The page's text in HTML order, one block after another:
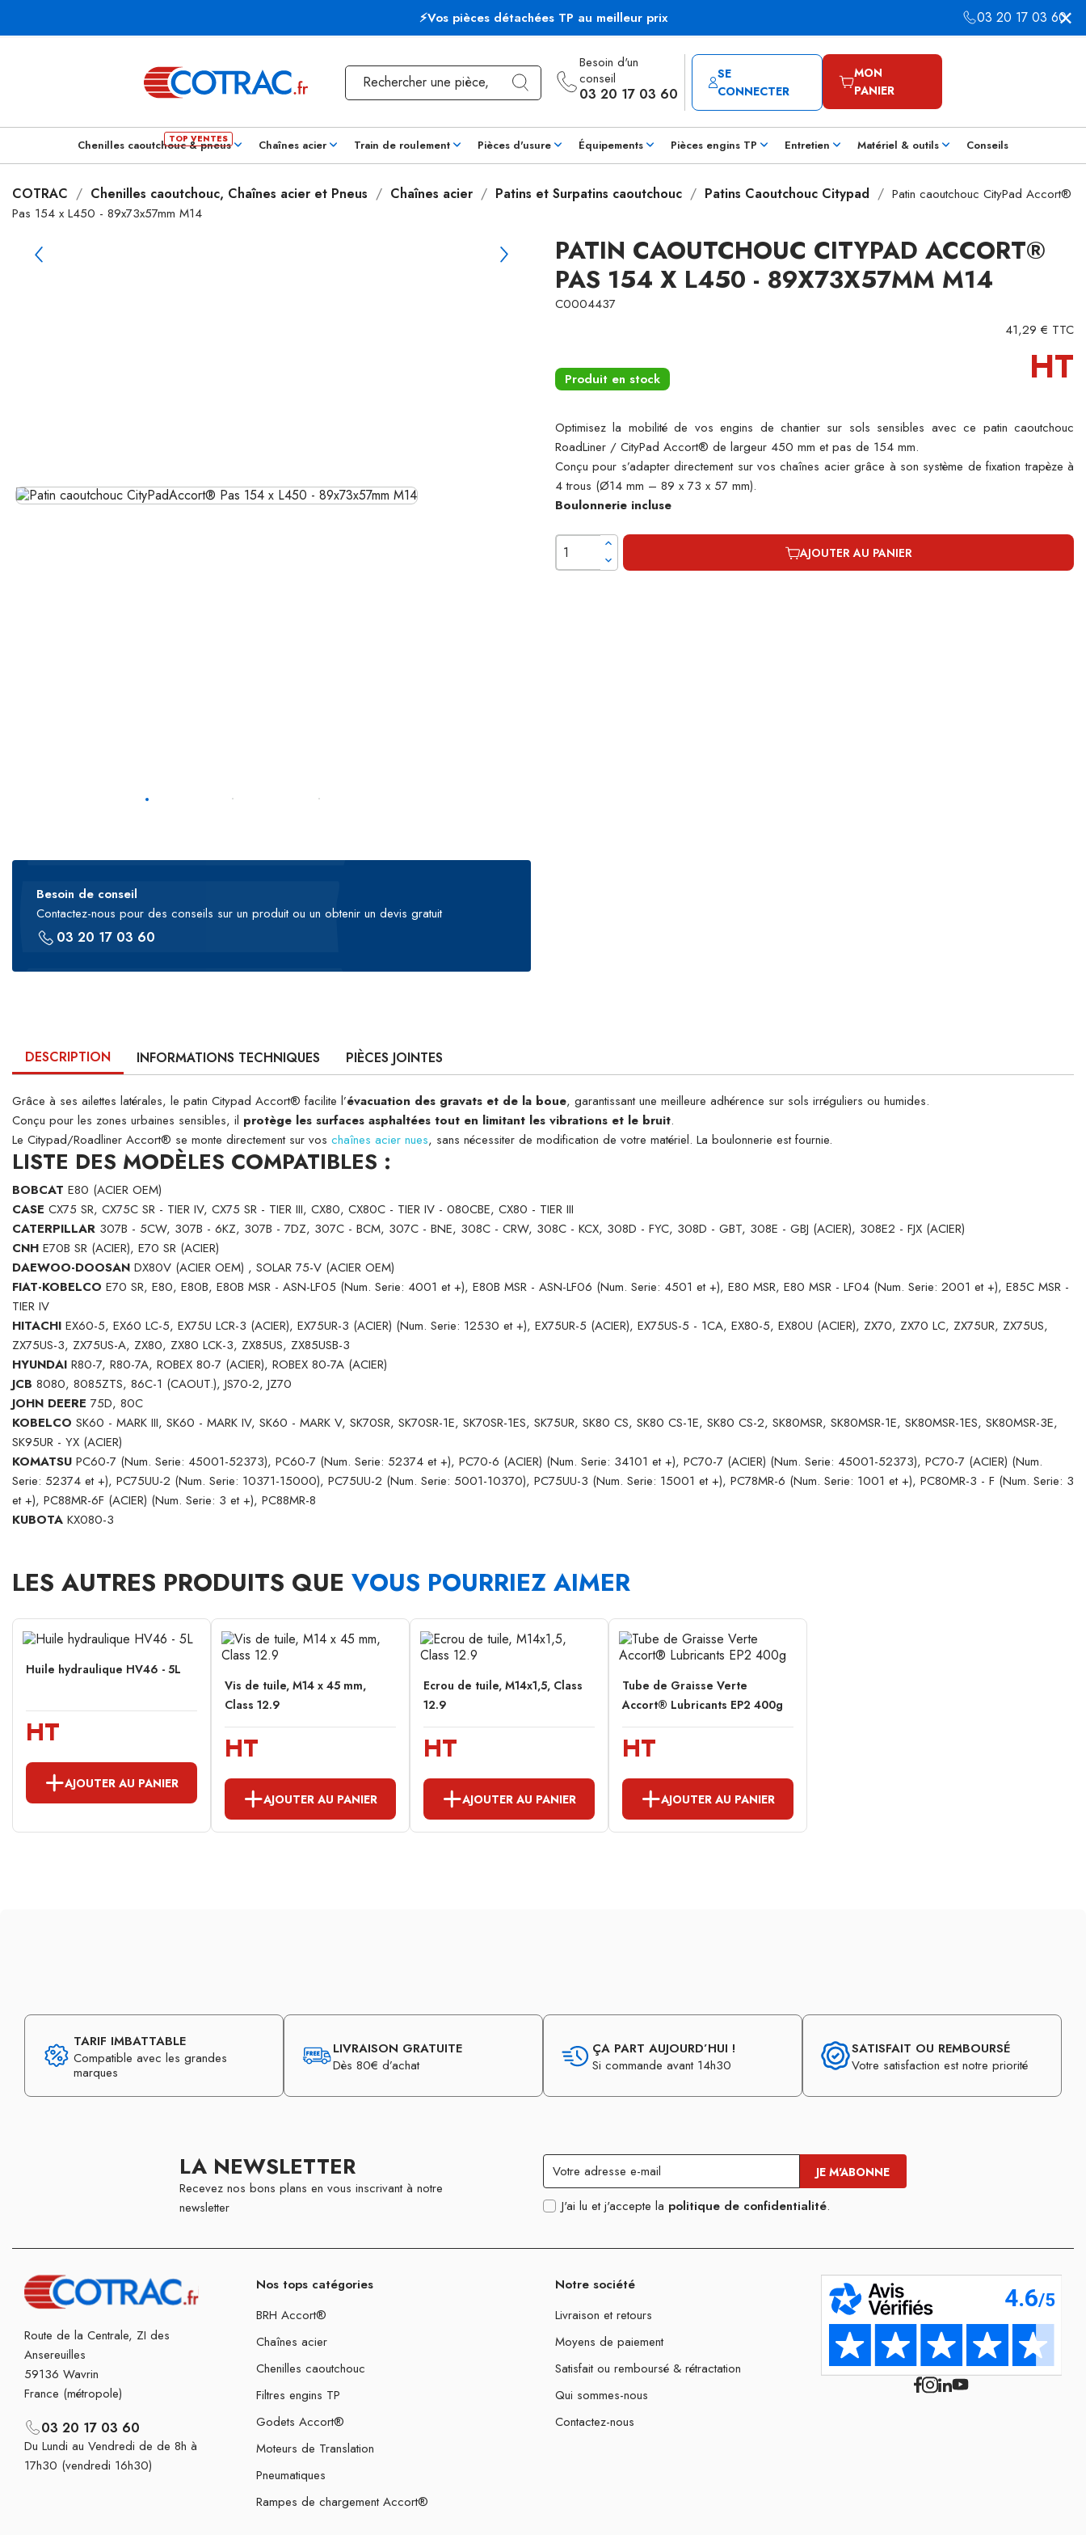
⚡Vos pièces détachées TP au meilleur prix 03 20 17 03 60
Besoin d'un
conseil
03 20 17 03 60
SE
CONNECTER
MON
PANIER
Chenilles caoutchouc & pneus Chaînes acier Train de roulement Pièces d'usure Équipements Pièces engins TP Entretien Matériel & outils Conseils
COTRAC Chenilles caoutchouc, Chaînes acier et Pneus Chaînes acier Patins et Surpatins caoutchouc Patins Caoutchouc Citypad
Patin caoutchouc CityPad Accort®
Pas 154 x L450 - 89x73x57mm M14
Besoin de conseil
Contactez-nous pour des conseils sur un produit ou un obtenir un devis gratuit
03 20 17 03 60
PATIN CAOUTCHOUC CITYPAD ACCORT®
PAS 154 X L450 - 89X73X57MM M14
C0004437
41,29 € TTC
Produit en stock HT
Optimisez la mobilité de vos engins de chantier sur sols sensibles avec ce patin caoutchouc
RoadLiner / CityPad Accort® de largeur 450 mm et pas de 154 mm.
Conçu pour s’adapter directement sur vos chaînes acier grâce à son système de fixation trapèze à
4 trous (Ø14 mm – 89 x 73 x 57 mm).
Boulonnerie incluse
AJOUTER AU PANIER
DESCRIPTION INFORMATIONS TECHNIQUES PIÈCES JOINTES
Grâce à ses ailettes latérales, le patin Citypad Accort® facilite l’évacuation des gravats et de la boue, garantissant une meilleure adhérence sur sols irréguliers ou humides.
Conçu pour les zones urbaines sensibles, il protège les surfaces asphaltées tout en limitant les vibrations et le bruit.
Le Citypad/Roadliner Accort® se monte directement sur vos chaînes acier nues, sans nécessiter de modification de votre matériel. La boulonnerie est fournie.
LISTE DES MODÈLES COMPATIBLES :
BOBCAT E80 (ACIER OEM)
CASE CX75 SR, CX75C SR - TIER IV, CX75 SR - TIER III, CX80, CX80C - TIER IV - 080CBE, CX80 - TIER III
CATERPILLAR 307B - 5CW, 307B - 6KZ, 307B - 7DZ, 307C - BCM, 307C - BNE, 308C - CRW, 308C - KCX, 308D - FYC, 308D - GBT, 308E - GBJ (ACIER), 308E2 - FJX (ACIER)
CNH E70B SR (ACIER), E70 SR (ACIER)
DAEWOO-DOOSAN DX80V (ACIER OEM) , SOLAR 75-V (ACIER OEM)
FIAT-KOBELCO E70 SR, E80, E80B, E80B MSR - ASN-LF05 (Num. Serie: 4001 et +), E80B MSR - ASN-LF06 (Num. Serie: 4501 et +), E80 MSR, E80 MSR - LF04 (Num. Serie: 2001 et +), E85C MSR -
TIER IV
HITACHI EX60-5, EX60 LC-5, EX75U LCR-3 (ACIER), EX75UR-3 (ACIER) (Num. Serie: 12530 et +), EX75UR-5 (ACIER), EX75US-5 - 1CA, EX80-5, EX80U (ACIER), ZX70, ZX70 LC, ZX75UR, ZX75US,
ZX75US-3, ZX75US-A, ZX80, ZX80 LCK-3, ZX85US, ZX85USB-3
HYUNDAI R80-7, R80-7A, ROBEX 80-7 (ACIER), ROBEX 80-7A (ACIER)
JCB 8080, 8085ZTS, 86C-1 (CAOUT.), JS70-2, JZ70
JOHN DEERE 75D, 80C
KOBELCO SK60 - MARK III, SK60 - MARK IV, SK60 - MARK V, SK70SR, SK70SR-1E, SK70SR-1ES, SK75UR, SK80 CS, SK80 CS-1E, SK80 CS-2, SK80MSR, SK80MSR-1E, SK80MSR-1ES, SK80MSR-3E,
SK95UR - YX (ACIER)
KOMATSU PC60-7 (Num. Serie: 45001-52373), PC60-7 (Num. Serie: 52374 et +), PC70-6 (ACIER) (Num. Serie: 34101 et +), PC70-7 (ACIER) (Num. Serie: 45001-52373), PC70-7 (ACIER) (Num.
Serie: 52374 et +), PC75UU-2 (Num. Serie: 10371-15000), PC75UU-2 (Num. Serie: 5001-10370), PC75UU-3 (Num. Serie: 15001 et +), PC78MR-6 (Num. Serie: 1001 et +), PC80MR-3 - F (Num. Serie: 3
et +), PC88MR-6F (ACIER) (Num. Serie: 3 et +), PC88MR-8
KUBOTA KX080-3
LES AUTRES PRODUITS QUE VOUS POURRIEZ AIMER
Huile hydraulique HV46 - 5L
HT
AJOUTER AU PANIER
Vis de tuile, M14 x 45 mm,
Class 12.9
HT
AJOUTER AU PANIER
Ecrou de tuile, M14x1,5, Class
12.9
HT
AJOUTER AU PANIER
Tube de Graisse Verte
Accort® Lubricants EP2 400g
HT
AJOUTER AU PANIER
TARIF IMBATTABLE
Compatible avec les grandes
marques
LIVRAISON GRATUITE
Dès 80€ d’achat
ÇA PART AUJOURD’HUI !
Si commande avant 14h30
SATISFAIT OU REMBOURSÉ
Votre satisfaction est notre priorité
LA NEWSLETTER
Recevez nos bons plans en vous inscrivant à notre
newsletter
J'ai lu et j'accepte la politique de confidentialité.
Route de la Centrale, ZI des
Ansereuilles
59136 Wavrin
France (métropole)
03 20 17 03 60
Du Lundi au Vendredi de de 8h à
17h30 (vendredi 16h30)
Nos tops catégories
BRH Accort®
Chaînes acier
Chenilles caoutchouc
Filtres engins TP
Godets Accort®
Moteurs de Translation
Pneumatiques
Rampes de chargement Accort®
Notre société
Livraison et retours
Moyens de paiement
Satisfait ou remboursé & rétractation
Qui sommes-nous
Contactez-nous